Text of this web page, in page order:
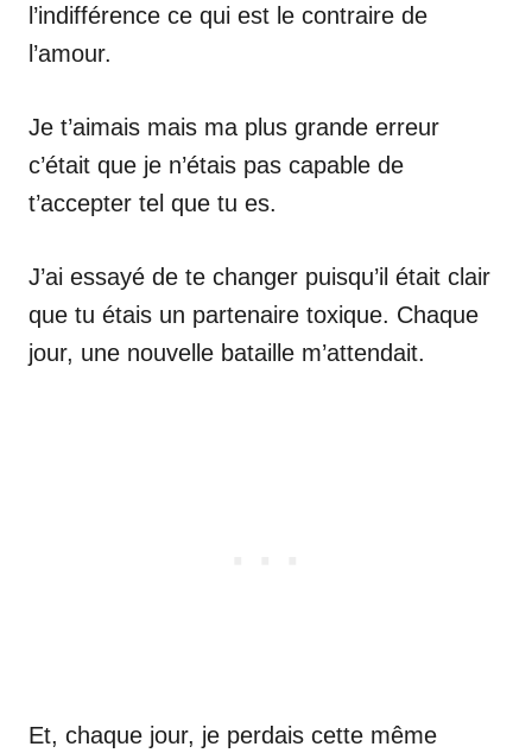
l’indifférence ce qui est le contraire de
l’amour.
Je t’aimais mais ma plus grande erreur
c’était que je n’étais pas capable de
t’accepter tel que tu es.
J’ai essayé de te changer puisqu’il était clair
que tu étais un partenaire toxique. Chaque
jour, une nouvelle bataille m’attendait.
Et, chaque jour, je perdais cette même